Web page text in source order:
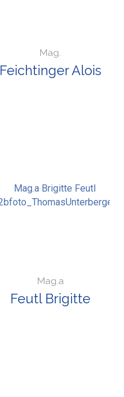
Mag.
Feichtinger Alois
Mag.a
Feutl Brigitte